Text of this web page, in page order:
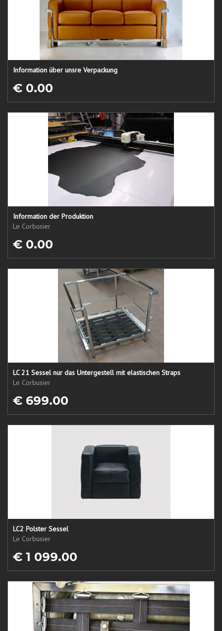
Information über unsre Verpackung
€ 0.00
Information der Produktion
Le Corbusier
€ 0.00
LC 21 Sessel nur das Untergestell mit elastischen Straps
Le Corbusier
€ 699.00
LC2 Polster Sessel
Le Corbusier
€ 1 099.00